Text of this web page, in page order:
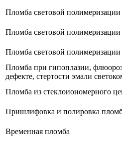
Пломба световой полимеризации
Пломба световой полимеризации
Пломба световой полимеризации
Пломба при гипоплазии,
дефекте, стертости эмали
Пломба из стеклоиономерного
Пришлифовка и полировка
Временная пломба